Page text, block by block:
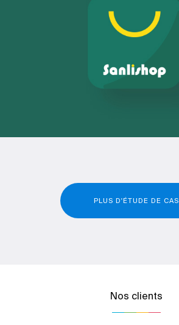
PLUS D'ÉTUDE DE CAS
Nos clients